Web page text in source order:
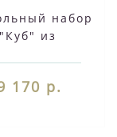
набор
"Куб" из
170 р.